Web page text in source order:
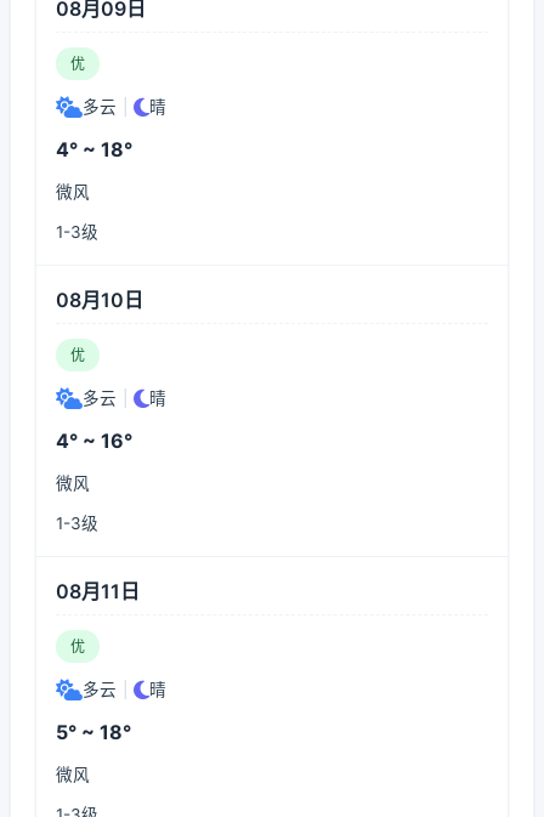
08月09日
优
多云 晴
4° ~ 18°
微风
1-3级
08月10日
优
多云 晴
4° ~ 16°
微风
1-3级
08月11日
优
多云 晴
5° ~ 18°
微风